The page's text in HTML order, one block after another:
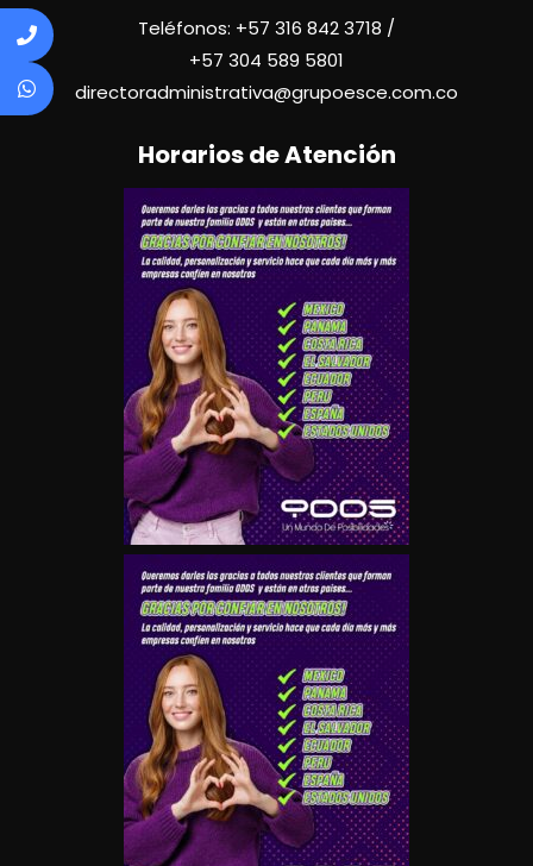
Teléfonos: +57 316 842 3718 /
+57 304 589 5801
directoradministrativa@grupoesce.com.co
Horarios de Atención